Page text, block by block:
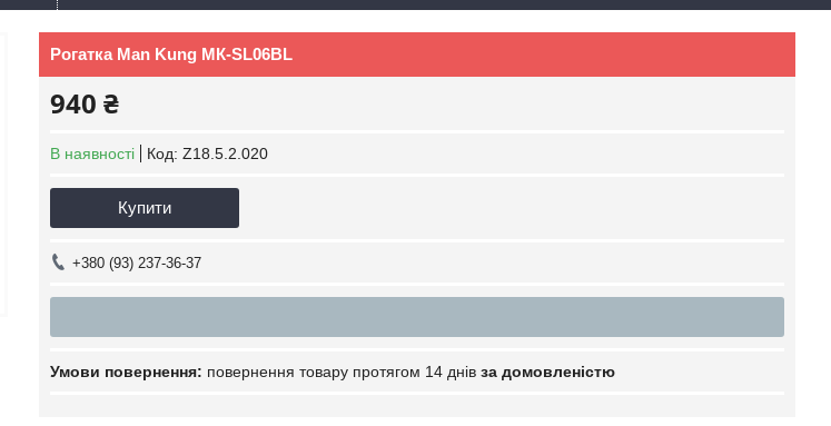
Рогатка Man Kung МК-SL06BL
940 ₴
В наявності Код: Z18.5.2.020
Купити
+380 (93) 237-36-37
повернення товару протягом 14 днів за домовленістю